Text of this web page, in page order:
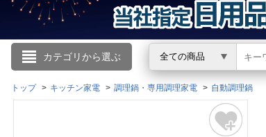
カテゴリから選ぶ 全ての商品
こんにちは
ログイン
トップ キッチン家電 調理鍋・専用調理家電 自動調理鍋